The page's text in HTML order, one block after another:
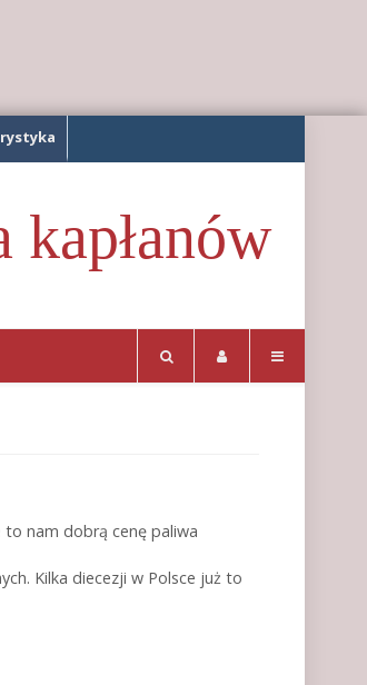
kapłanów
nam dobrą cenę paliwa
Kilka diecezji w Polsce już to